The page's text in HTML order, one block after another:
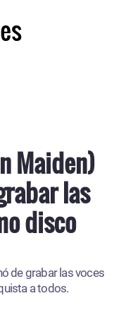
Maiden)
las
disco
de grabar las voces
a todos.